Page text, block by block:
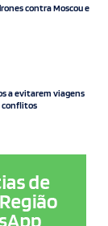
contra Moscou e
a evitarem viagens
conflitos